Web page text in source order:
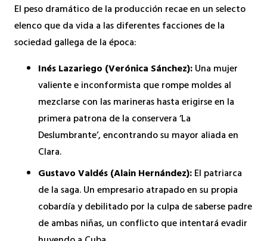
El peso dramático de la producción recae en un selecto
elenco que da vida a las diferentes facciones de la
sociedad gallega de la época:
Inés Lazariego (Verónica Sánchez):Una mujer
valiente e inconformista que rompe moldes al
mezclarse con las marineras hasta erigirse en la
primera patrona de la conservera ‘La
Deslumbrante’, encontrando su mayor aliada en
Clara.
Gustavo Valdés (Alain Hernández):El patriarca
de la saga. Un empresario atrapado en su propia
cobardía y debilitado por la culpa de saberse padre
de ambas niñas, un conflicto que intentará evadir